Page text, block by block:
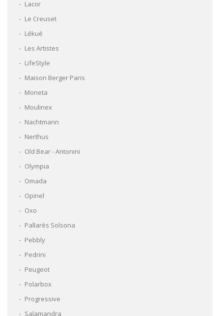
Lacor
Le Creuset
Lékué
Les Artistes
LifeStyle
Maison Berger Paris
Moneta
Moulinex
Nachtmann
Nerthus
Old Bear - Antonini
Olympia
Omada
Opinel
Oxo
Pallarès Solsona
Pebbly
Pedrini
Peugeot
Polarbox
Progressive
Salamandra